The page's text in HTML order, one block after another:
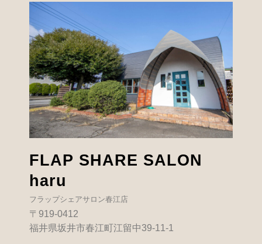
FLAP SHARE SALON
haru
フラップシェアサロン春江店
〒919-0412
福井県坂井市春江町江留中39-11-1